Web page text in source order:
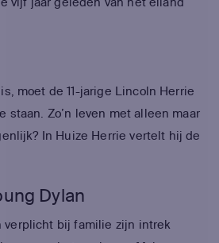
moet de 11-jarige Lincoln Herrie
staan. Zo’n leven met alleen maar
In Huize Herrie vertelt hij de
Dylan
verplicht bij familie zijn intrek